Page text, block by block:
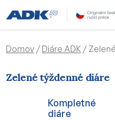
na
obsah
Domov / Diáre ADK /
Zelené týždenné diáre
Kompletné
diáre